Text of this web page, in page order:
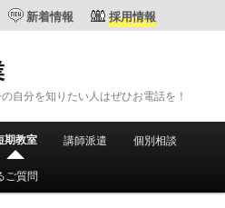
新着情報 採用情報
自分を知りたい人はぜひお電話を！
期教室 講師派遣 個別相談
ご質問